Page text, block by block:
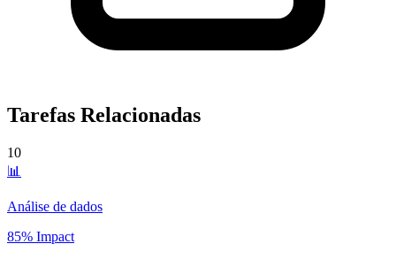
Tarefas Relacionadas
10
📊
Análise de dados
85% Impact